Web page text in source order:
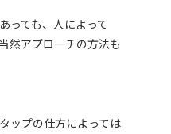
っても、人によって
然アプローチの方法も
ップの仕方によっては